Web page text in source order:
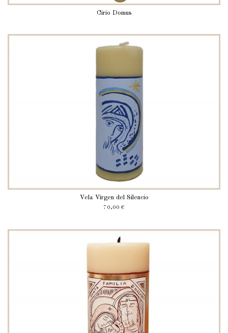
Cirio Domus
Vela Virgen del Silencio
70,00 €